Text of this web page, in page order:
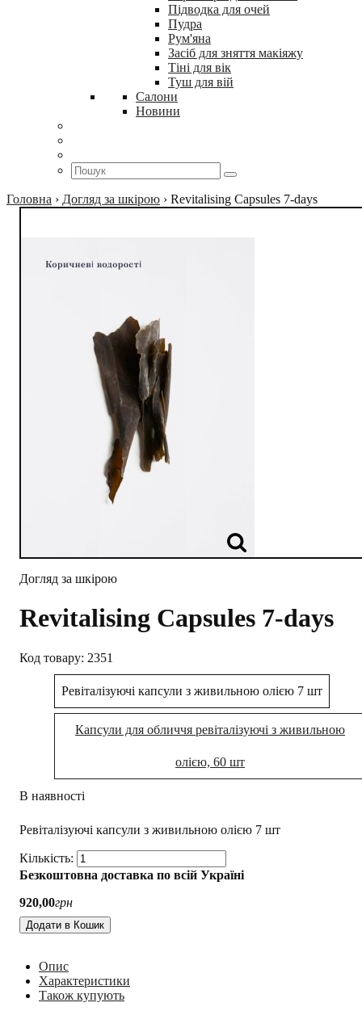
Підводка для очей
Пудра
Рум'яна
Засіб для зняття макіяжу
Тіні для вік
Туш для вій
Салони
Новини
Головна › Догляд за шкірою › Revitalising Capsules 7-days
Догляд за шкірою
Revitalising Capsules 7-days
2351
Ревіталізуючі капсули з живильною олією 7 шт
Капсули для обличчя ревіталізуючі з живильною
олією, 60 шт
В наявності
Ревіталізуючі капсули з живильною олією 7 шт
Безкоштовна доставка по всій Україні
920,00грн
Додати в Кошик
Опис
Характеристики
Також купують